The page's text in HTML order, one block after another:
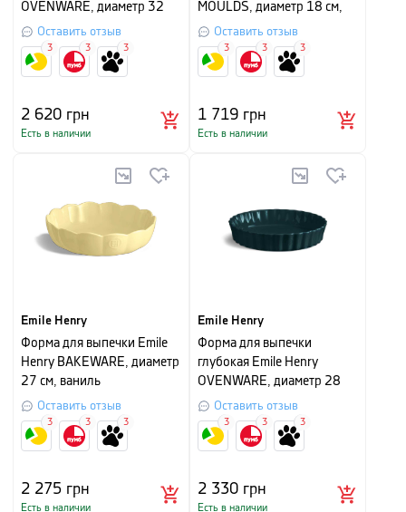
OVENWARE, диаметр 32
см, кремовый
Оставить отзыв
2 620 грн
Есть в наличии
3 3 3
MOULDS, диаметр 18 см,
красный
Оставить отзыв
1 719 грн
Есть в наличии
3 3 3
Emile Henry
Форма для выпечки Emile
Henry BAKEWARE, диаметр
27 см, ваниль
Оставить отзыв
2 275 грн
Есть в наличии
3 3 3
Emile Henry
Форма для выпечки
глубокая Emile Henry
OVENWARE, диаметр 28
см, темно-синий
Оставить отзыв
2 330 грн
Есть в наличии
3 3 3